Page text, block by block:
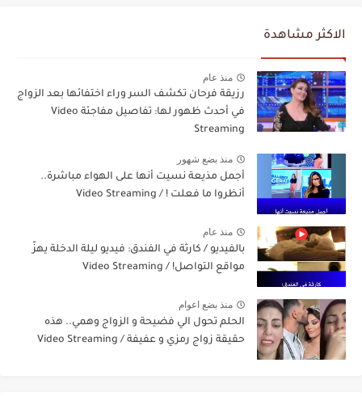
الاكثر مشاهدة
منذ عام
رزيقة فرحان تكشف السر وراء اختفائها بعد الزواج
في أحدث ظهور لها: تفاصيل مفاجئة Video
Streaming
منذ بضع شهور
أجمل مذيعة نسيت أنها على الهواء مباشرة..
أنظروا ما فعلت ! / Video Streaming
منذ عام
بالفيديو / كارثة في الفندق: فيديو ليلة الدخلة يهزّ
مواقع التواصل! / Video Streaming
منذ بضع اعوام
الحلم تحول الي فضيحة و الزواج وهمي.. هذه
حقيقة زواج رمزي و عفيفة / Video Streaming